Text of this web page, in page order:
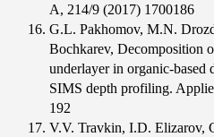
A, 214/9 (2017) 1700186
G.L. Pakhomov, M.N.
Bochkarev, Decomposition
underlayer in organic-based
SIMS depth profiling.
192
V.V. Travkin, I.D. Elizarov,